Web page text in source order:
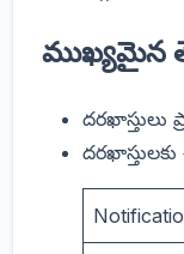
ముఖ్యమైన
దరఖాస్తులు